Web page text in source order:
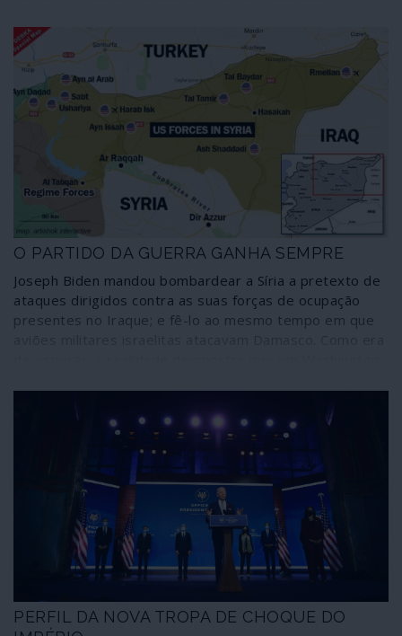
espécie de diplomacia não tem a ver com azedumes
pessoais, jogando antes com a vida de todos nós.
O PARTIDO DA GUERRA GANHA SEMPRE
Joseph Biden mandou bombardear a Síria a pretexto de
ataques dirigidos contra as suas forças de ocupação
presentes no Iraque; e fê-lo ao mesmo tempo em que
PERFIL DA NOVA TROPA DE CHOQUE DO